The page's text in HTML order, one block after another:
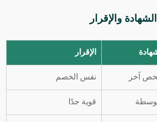
والإقرار
الإقرار
آخر نفس الخصم
قوية جدًا